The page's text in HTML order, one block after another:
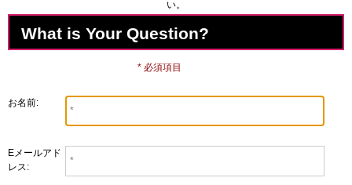
い。
What is Your Question?
* 必須項目
お名前:
Eメールアド
レス: